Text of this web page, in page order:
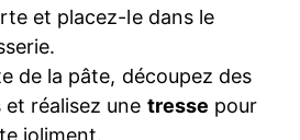
et placez-le dans le
de la pâte, découpez des
réalisez une tresse pour
joliment.